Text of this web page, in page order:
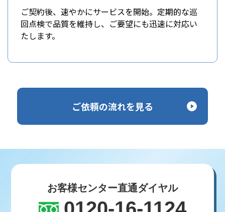
ご契約後、速やかにサービスを開始。定期的な巡
回点検で品質を維持し、ご要望にも迅速に対応い
たします。
ご依頼の流れを見る
お客様センター直通ダイヤル